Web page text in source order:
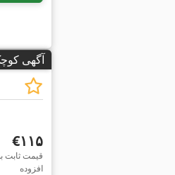
آگهی
‎€۱۱۵
قیمت ثابت
افزوده